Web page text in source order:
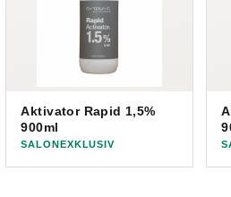
Aktivator Rapid 1,5%
900ml
SALONEXKLUSIV